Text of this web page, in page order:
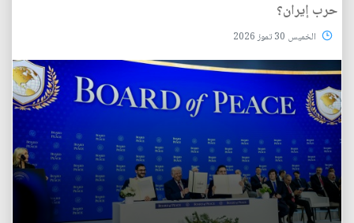
حرب إيران؟
الخميس 30 تموز 2026